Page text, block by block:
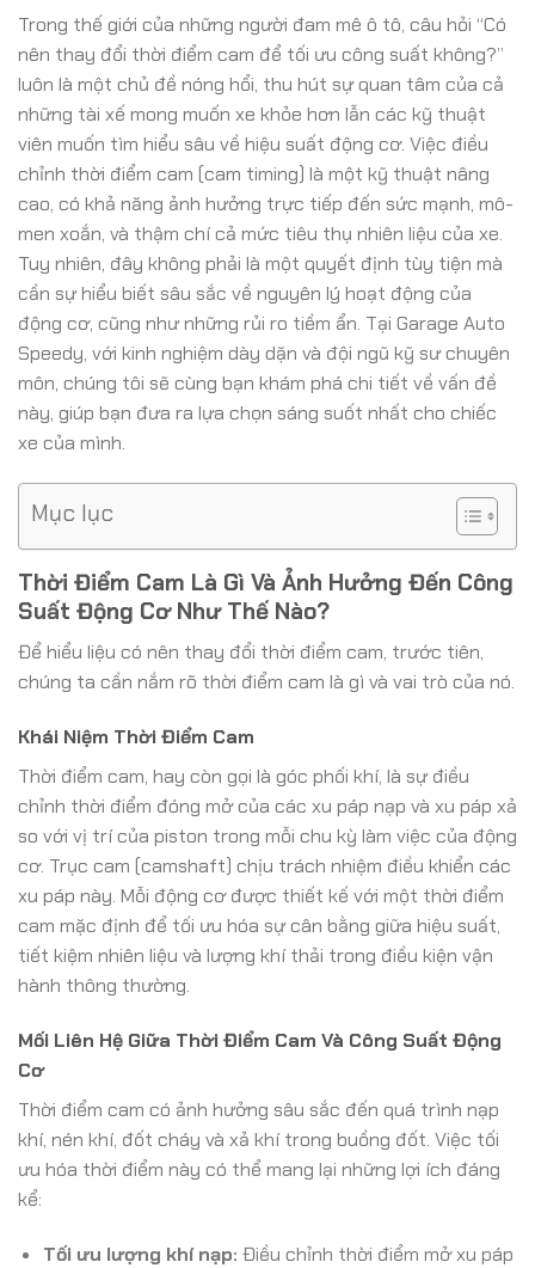
Trong thế giới của những người đam mê ô tô, câu hỏi “Có
nên thay đổi thời điểm cam để tối ưu công suất không?”
luôn là một chủ đề nóng hổi, thu hút sự quan tâm của cả
những tài xế mong muốn xe khỏe hơn lẫn các kỹ thuật
viên muốn tìm hiểu sâu về hiệu suất động cơ. Việc điều
chỉnh thời điểm cam (cam timing) là một kỹ thuật nâng
cao, có khả năng ảnh hưởng trực tiếp đến sức mạnh, mô-
men xoắn, và thậm chí cả mức tiêu thụ nhiên liệu của xe.
Tuy nhiên, đây không phải là một quyết định tùy tiện mà
cần sự hiểu biết sâu sắc về nguyên lý hoạt động của
động cơ, cũng như những rủi ro tiềm ẩn. Tại Garage Auto
Speedy, với kinh nghiệm dày dặn và đội ngũ kỹ sư chuyên
môn, chúng tôi sẽ cùng bạn khám phá chi tiết về vấn đề
này, giúp bạn đưa ra lựa chọn sáng suốt nhất cho chiếc
xe của mình.
Mục lục
Thời Điểm Cam Là Gì Và Ảnh Hưởng Đến Công
Suất Động Cơ Như Thế Nào?
Để hiểu liệu có nên thay đổi thời điểm cam, trước tiên,
chúng ta cần nắm rõ thời điểm cam là gì và vai trò của nó.
Khái Niệm Thời Điểm Cam
Thời điểm cam, hay còn gọi là góc phối khí, là sự điều
chỉnh thời điểm đóng mở của các xu páp nạp và xu páp xả
so với vị trí của piston trong mỗi chu kỳ làm việc của động
cơ. Trục cam (camshaft) chịu trách nhiệm điều khiển các
xu páp này. Mỗi động cơ được thiết kế với một thời điểm
cam mặc định để tối ưu hóa sự cân bằng giữa hiệu suất,
tiết kiệm nhiên liệu và lượng khí thải trong điều kiện vận
hành thông thường.
Mối Liên Hệ Giữa Thời Điểm Cam Và Công Suất Động
Cơ
Thời điểm cam có ảnh hưởng sâu sắc đến quá trình nạp
khí, nén khí, đốt cháy và xả khí trong buồng đốt. Việc tối
ưu hóa thời điểm này có thể mang lại những lợi ích đáng
kể:
Tối ưu lượng khí nạp: Điều chỉnh thời điểm mở xu páp